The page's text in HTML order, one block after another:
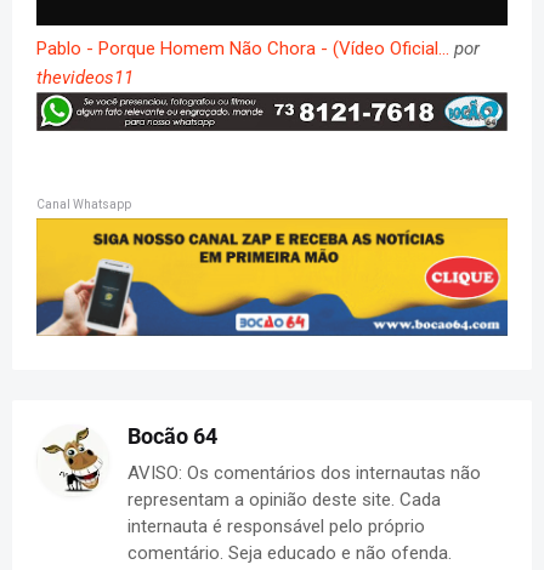
Pablo - Porque Homem Não Chora - (Vídeo Oficial... por
thevideos11
Canal Whatsapp
Bocão 64
AVISO: Os comentários dos internautas não
representam a opinião deste site. Cada
internauta é responsável pelo próprio
comentário. Seja educado e não ofenda.